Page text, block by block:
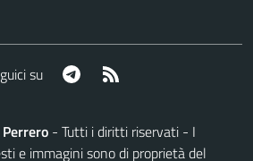
su Telegram
Perrero - Tutti i diritti riservati - I
e immagini sono di proprietà del